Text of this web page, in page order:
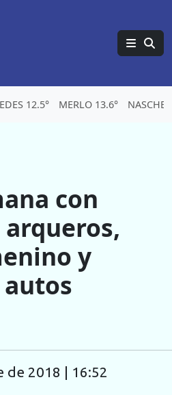
12.5° MERLO 13.6°
con
y
de 2018 | 16:52